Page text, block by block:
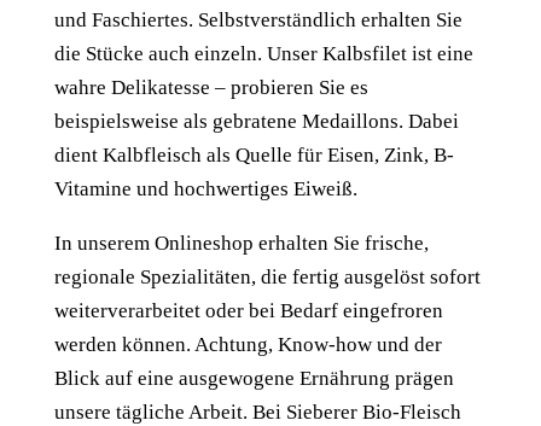
und Faschiertes. Selbstverständlich erhalten Sie
die Stücke auch einzeln. Unser Kalbsfilet ist eine
wahre Delikatesse – probieren Sie es
beispielsweise als gebratene Medaillons. Dabei
dient Kalbfleisch als Quelle für Eisen, Zink, B-
Vitamine und hochwertiges Eiweiß.
In unserem Onlineshop erhalten Sie frische,
regionale Spezialitäten, die fertig ausgelöst sofort
weiterverarbeitet oder bei Bedarf eingefroren
werden können. Achtung, Know-how und der
Blick auf eine ausgewogene Ernährung prägen
unsere tägliche Arbeit. Bei Sieberer Bio-Fleisch